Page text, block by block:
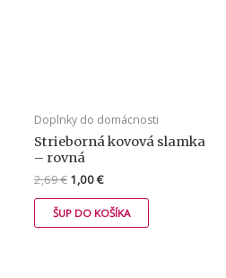
Doplnky do domácnosti
Strieborná kovová slamka
– rovná
2,69€ 1,00€
ŠUP DO KOŠÍKA